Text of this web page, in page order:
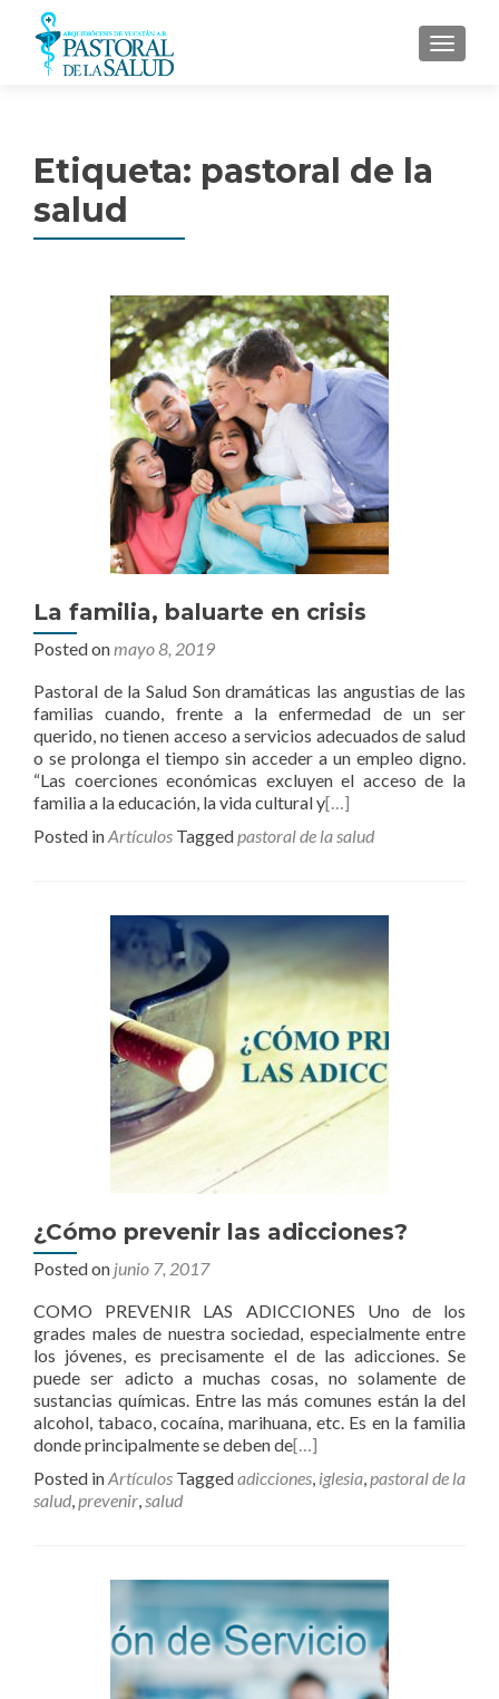
MENU
Etiqueta: pastoral de la
salud
La familia, baluarte en crisis
Posted onmayo 8, 2019
Pastoral de la Salud Son dramáticas las angustias de las
familias cuando, frente a la enfermedad de un ser
querido, no tienen acceso a servicios adecuados de salud
o se prolonga el tiempo sin acceder a un empleo digno.
“Las coerciones económicas excluyen el acceso de la
familia a la educación, la vida cultural y[…]
Posted inArtículos Taggedpastoral de la salud
¿Cómo prevenir las adicciones?
Posted on junio 7, 2017
COMO PREVENIR LAS ADICCIONES Uno de los
grades males de nuestra sociedad, especialmente entre
los jóvenes, es precisamente el de las adicciones. Se
puede ser adicto a muchas cosas, no solamente de
sustancias químicas. Entre las más comunes están la del
alcohol, tabaco, cocaína, marihuana, etc. Es en la familia
donde principalmente se deben de[…]
Posted inArtículos Taggedadicciones, iglesia,pastoral de la
salud,prevenir,salud